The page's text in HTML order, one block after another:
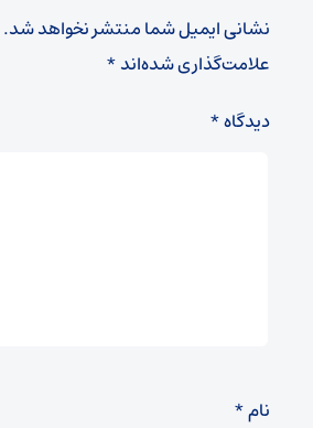
نشانی ایمیل شما منتشر نخواهد شد.
علامت‌گذاری شده‌اند*
دیدگاه*
نام*